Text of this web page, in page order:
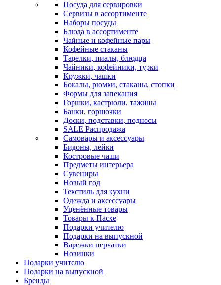
Посуда для сервировки
Сервизы в ассортименте
Наборы посуды
Блюда в ассортименте
Чайные и кофейные пары
Кофейные стаканы
Тарелки, пиалы, блюдца
Чайники, кофейники, турки
Кружки, чашки
Бокалы, рюмки, стаканы, стопки
Формы для запекания
Горшки, кастрюли, тажины
Банки, горшочки
Доски, подставки, подносы
SALE Распродажа
Самовары и аксессуары
Бидоны, лейки
Костровые чаши
Предметы интерьера
Сувениры
Новый год
Текстиль для кухни
Одежда и аксессуары
Уценённые товары
Товары к Пасхе
Подарки учителю
Подарки на выпускной
Варежки перчатки
Новинки
Подарки учителю
Подарки на выпускной
Бренды